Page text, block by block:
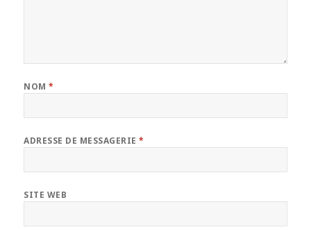
NOM*
ADRESSE DE MESSAGERIE*
SITE WEB